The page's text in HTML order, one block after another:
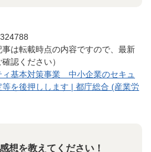
は転載時点の内容ですので、最新
認ください）
基本対策事業 中小企業のセキュ
を後押しします | 都庁総合 (産業労
想を教えてください！